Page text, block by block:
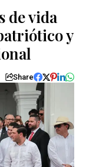
de vida
y
Share